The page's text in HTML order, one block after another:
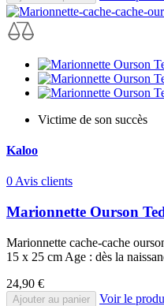
Victime de son succès
Kaloo
0 Avis clients
Marionnette Ourson
Marionnette cache-cache
15 x 25 cm Age : dès la
24,90 €Prix
Ajouter au panier Voir le